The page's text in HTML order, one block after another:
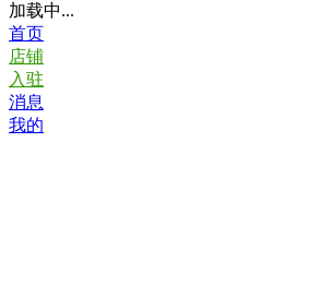
加载中...
首页
店铺
入驻
消息
我的